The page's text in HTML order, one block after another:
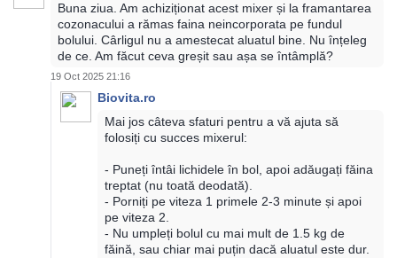
Buna ziua. Am achiziționat acest mixer și la framantarea
cozonacului a rămas faina neincorporata pe fundul
bolului. Cârligul nu a amestecat aluatul bine. Nu înțeleg
de ce. Am făcut ceva greșit sau așa se întâmplă?
19 Oct 2025 21:16
Biovita.ro
Mai jos câteva sfaturi pentru a vă ajuta să
folosiți cu succes mixerul:
- Puneți întâi lichidele în bol, apoi adăugați făina
treptat (nu toată deodată).
- Porniți pe viteza 1 primele 2-3 minute și apoi
pe viteza 2.
- Nu umpleți bolul cu mai mult de 1.5 kg de
făină, sau chiar mai puțin dacă aluatul este dur.